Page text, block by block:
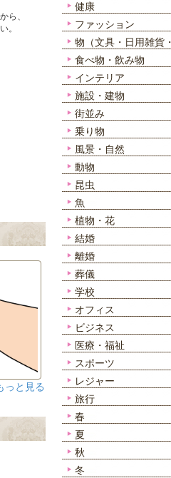
ら、
。
っと見る
健康
ファッション
物（文具・日用雑貨
食べ物・飲み物
インテリア
施設・建物
街並み
乗り物
風景・自然
動物
昆虫
魚
植物・花
結婚
離婚
葬儀
学校
オフィス
ビジネス
医療・福祉
スポーツ
レジャー
旅行
春
夏
秋
冬